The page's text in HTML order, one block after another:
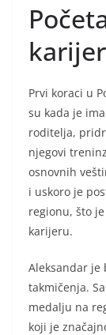
Prvi koraci u
su kada je
roditelja,
njegovi
osnovnih
i uskoro je
regionu, što
karijeru.
Aleksandar je
takmičenja.
medalju na
koji je